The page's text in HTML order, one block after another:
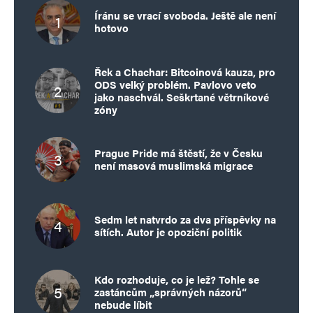
Íránu se vrací svoboda. Ještě ale není
hotovo
Řek a Chachar: Bitcoinová kauza, pro
ODS velký problém. Pavlovo veto
jako naschvál. Seškrtané větrníkové
zóny
Prague Pride má štěstí, že v Česku
není masová muslimská migrace
Sedm let natvrdo za dva příspěvky na
sítích. Autor je opoziční politik
Kdo rozhoduje, co je lež? Tohle se
zastáncům „správných názorů“
nebude líbit